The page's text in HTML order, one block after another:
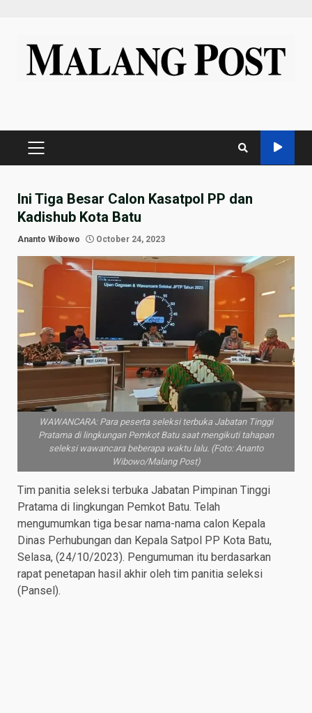
content
PRIMARY
Ini Tiga Besar Calon Kasatpol PP dan
Kadishub Kota Batu
Ananto Wibowo October 24, 2023
WAWANCARA: Para peserta seleksi terbuka Jabatan Tinggi
Pratama di lingkungan Pemkot Batu saat mengikuti tahapan
seleksi wawancara beberapa waktu lalu. (Foto: Ananto
Wibowo/Malang Post)
Tim panitia seleksi terbuka Jabatan Pimpinan Tinggi
Pratama di lingkungan Pemkot Batu. Telah
mengumumkan tiga besar nama-nama calon Kepala
Dinas Perhubungan dan Kepala Satpol PP Kota Batu,
Selasa, (24/10/2023). Pengumuman itu berdasarkan
rapat penetapan hasil akhir oleh tim panitia seleksi
(Pansel).